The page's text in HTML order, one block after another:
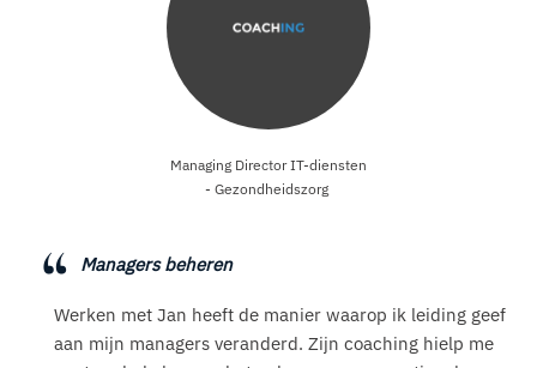
Managing Director IT-diensten
- Gezondheidszorg
Managers beheren
Werken met Jan heeft de manier waarop ik leiding geef
aan mijn managers veranderd. Zijn coaching hielp me